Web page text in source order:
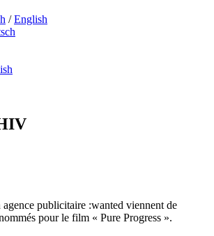
/English
publicitaire :wanted viennent de
pour le film « Pure Progress ».